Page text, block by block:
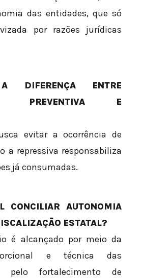
das entidades, que só
por razões jurídicas
ENTRE
PREVENTIVA E
evitar a ocorrência de
a repressiva responsabiliza
já consumadas.
CONCILIAR AUTONOMIA
ESTATAL?
é alcançado por meio da
e técnica das
pelo fortalecimento de